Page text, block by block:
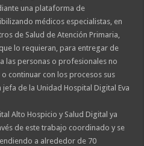
una plataforma de
médicos especialistas, en
de Salud de Atención Primaria,
lo requieran, para entregar de
las personas o profesionales no
continuar con los procesos sus
de la Unidad Hospital Digital Eva
Alto Hospicio y Salud Digital ya
de este trabajo coordinado y se
a alrededor de 70